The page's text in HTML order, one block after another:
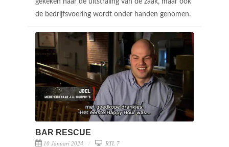
de bedrijfsvoering wordt onder handen genomen.
BAR RESCUE
10 Januari 2024 RTL 7